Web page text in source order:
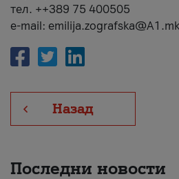
тел. ++389 75 400505
e-mail: emilija.zografska@A1.mk
Назад
Последни новости